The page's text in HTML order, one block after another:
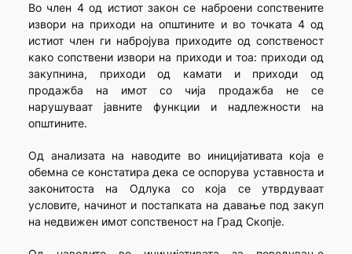
Во член 4 од истиот закон се наброени сопствените
извори на приходи на општините и во точката 4 од
истиот член ги набројува приходите од сопственост
како сопствени извори на приходи и тоа: приходи од
закупнина, приходи од камати и приходи од
продажба на имот со чија продажба не се
нарушуваат јавните функции и надлежности на
општините.
Од анализата на наводите во иницијативата која е
обемна се констатира дека се оспорува уставноста и
законитоста на Одлука со која се утврдуваат
условите, начинот и постапката на давање под закуп
на недвижен имот сопственост на Град Скопје.